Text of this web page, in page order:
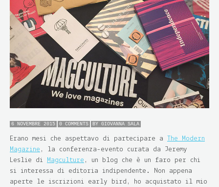
6 NOVEMBRE 2015 0 COMMENTS BY GIOVANNA SALA
Erano mesi che aspettavo di partecipare a The Modern
Magazine , la conferenza-evento curata da Jeremy
Leslie di
Magculture , un blog che è un faro per chi
si interessa di editoria indipendente. Non appena
aperte le iscrizioni early bird, ho acquistato il mio